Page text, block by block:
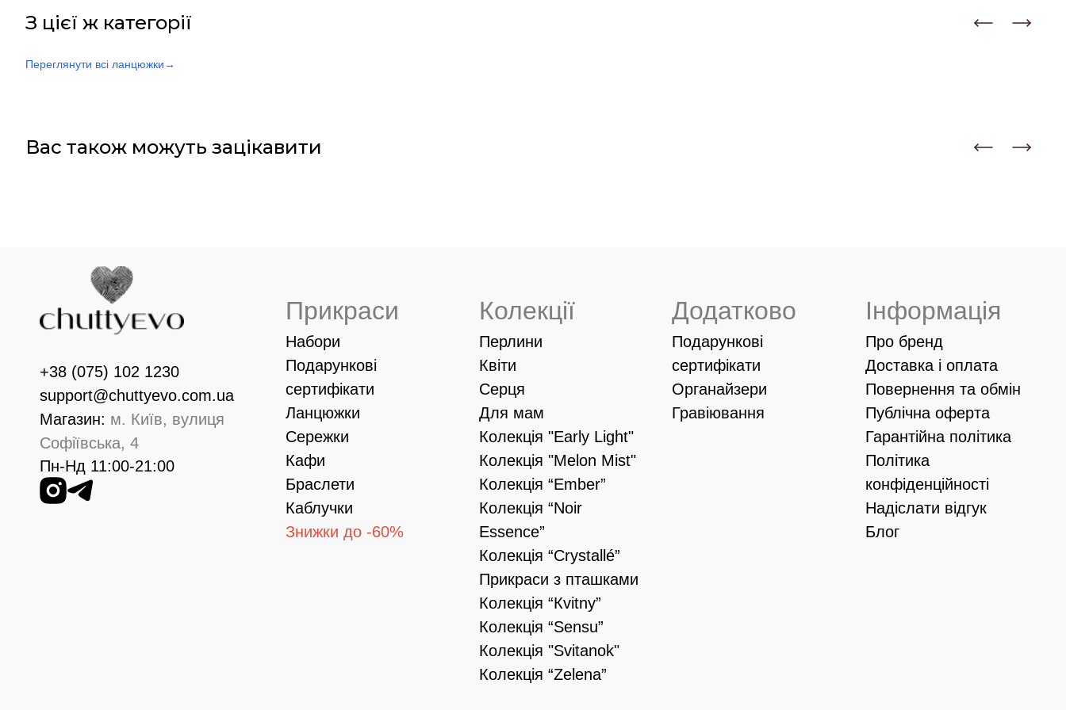
З цієї ж категорії
Переглянути всі ланцюжки→
Вас також можуть зацікавити
+38 (075) 102 1230
support@chuttyevo.com.ua
Магазин: м. Київ, вулиця
Софіївська, 4
Пн-Нд 11:00-21:00
Прикраси
Набори
Подарункові
сертифікати
Ланцюжки
Сережки
Кафи
Браслети
Каблучки
Знижки до -60%
Колекції
Перлини
Квіти
Серця
Для мам
Колекція "Early Light"
Колекція "Melon Mist"
Колекція “Ember”
Колекція “Noir
Essence”
Колекція “Crystallé”
Прикраси з пташками
Колекція “Кvitny”
Колекція “Sensu”
Колекція "Svitanok"
Колекція “Zelena”
Додатково
Подарункові
сертифікати
Органайзери
Гравіювання
Інформація
Про бренд
Доставка і оплата
Повернення та обмін
Публічна оферта
Гарантійна політика
Політика
конфіденційності
Надіслати відгук
Блог